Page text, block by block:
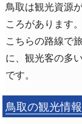
鳥取は観光資源
ころがあります。
こちらの路線で
に、観光客の多
です。
鳥取の観光情